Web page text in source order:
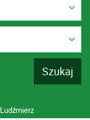
Ludźmierz